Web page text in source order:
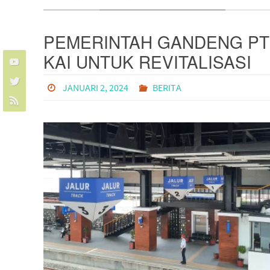
PEMERINTAH GANDENG PT
KAI UNTUK REVITALISASI
STASIUN-STASIUN
JANUARI 2, 2024 BERITA